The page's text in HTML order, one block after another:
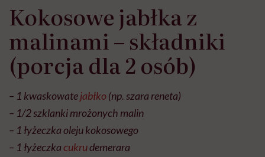
Kokosowe jabłka z
malinami – składniki
(porcja dla 2 osób)
– 1 kwaskowatejabłko(np. szara reneta)
– 1/2 szklanki mrożonych malin
– 1 łyżeczka oleju kokosowego
– 1 łyżeczkacukrudemerara